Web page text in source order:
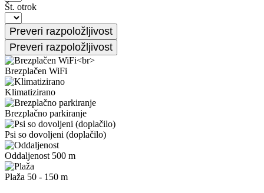
Št. otrok
Brezplačen WiFi
Klimatizirano
Brezplačno parkiranje
Psi so dovoljeni (doplačilo)
Oddaljenost 500 m
Plaža 50 - 150 m